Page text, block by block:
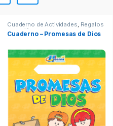
Cuaderno de Actividades, Regalos
para niños
Cuaderno – Promesas de Dios